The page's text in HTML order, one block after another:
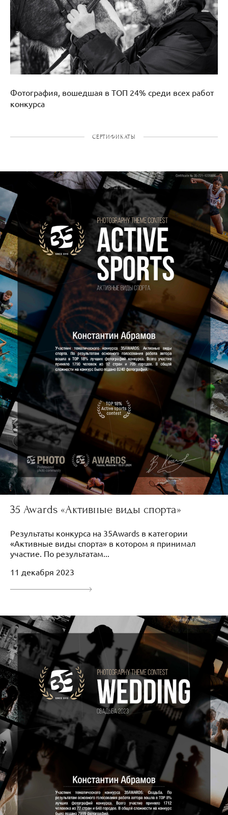
Фотография, вошедшая в ТОП 24% среди всех работ
конкурса
СЕРТИФИКАТЫ
35 Awards «Активные виды спорта»
Результаты конкурса на 35Awards в категории
«Активные виды спорта» в котором я принимал
участие. По результатам...
11 декабря 2023